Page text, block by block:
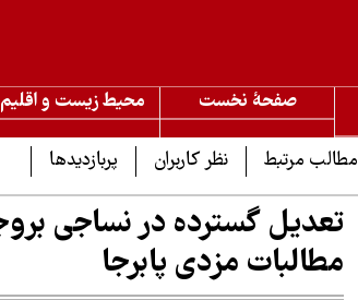
صفحۀ نخست محیط زیست و اقلیم
مطالب مرتبط نظر کاربران پربازدیدها
مطالبات مزدی پابرجا